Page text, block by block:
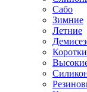
Сабо
Зимние
Летние